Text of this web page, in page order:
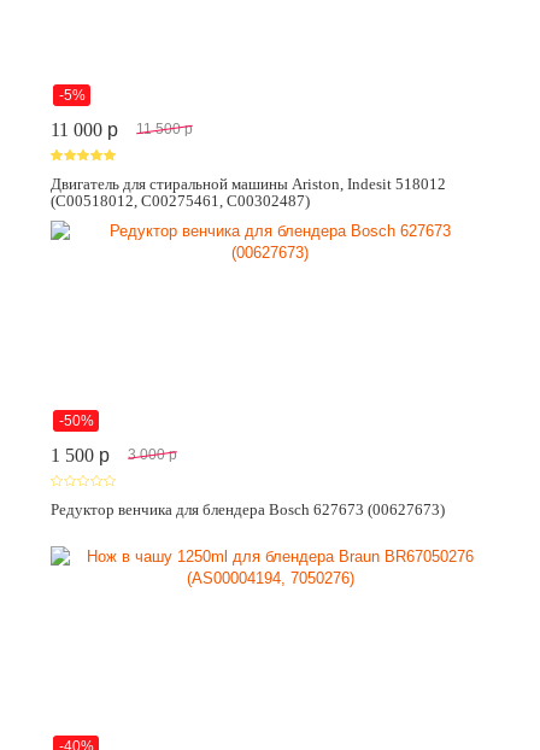
-5%
11 000 p 11 500 p
Двигатель для стиральной машины Ariston, Indesit 518012
(C00518012, C00275461, C00302487)
-50%
1 500 p 3 000 p
Редуктор венчика для блендера Bosch 627673 (00627673)
-40%